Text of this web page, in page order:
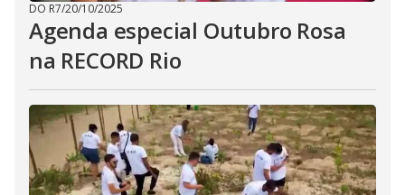
DO R7/20/10/2025
Agenda especial Outubro Rosa
na RECORD Rio